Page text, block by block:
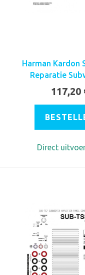
Harman Kardon
Reparatie
117,20
Direct